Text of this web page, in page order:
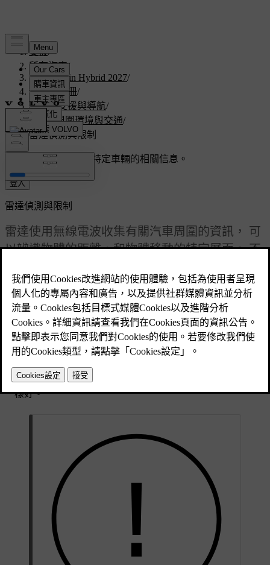
支援/
所有汽車/
V60 Plug-in Hybrid 2027/
使用者手冊/
駕駛人支援與導航/
偵測周圍環境與交通/
雷達偵測與限制
客製化支援 獲取與您特定車輛的相關信息。
登入
已更新 2024/10/28
雷達偵測與限制
雷達使用無線電波收集有關汽車周圍的資訊， 可
以辨識物體的距離，和物體移動的特定層面。 不
有幾個雷達指向不同方向，以收集有關汽車周圍環境的資訊。
這些資訊主要由汽車內的駕駛人支援功能使用。 會持續發出
無線電波，並在路徑中遇到物體時彈回來。 在電波返回時，
汽車可以計算例如物體的位置和移動。
雷達不會受到光線條件影響，在晴天與完全黑暗中的運作效果
一樣好。